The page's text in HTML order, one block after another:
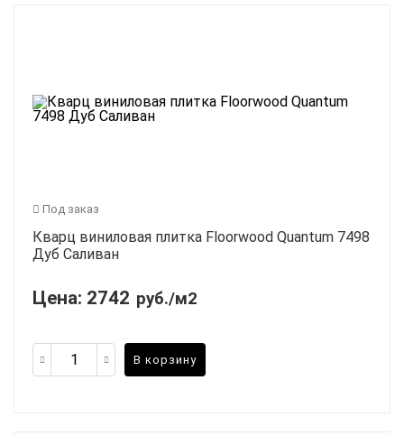
Под заказ
Кварц виниловая плитка Floorwood Quantum 7498
Дуб Саливан
Цена: 2742 руб./м2
В корзину